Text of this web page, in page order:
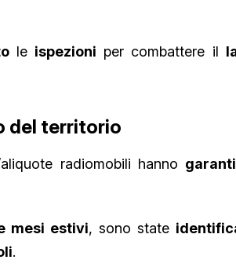
le ispezioni per combattere il
del territorio
radiomobili hanno
mesi estivi, sono state
.